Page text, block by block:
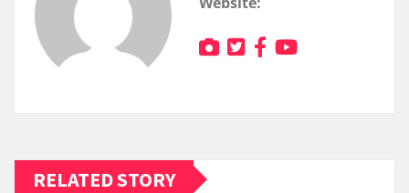
RELATED STORY